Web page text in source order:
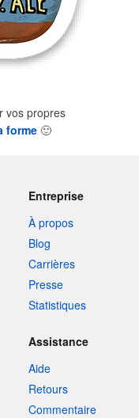
vos propres
forme 🙂
Entreprise
À propos
Blog
Carrières
Presse
Statistiques
Assistance
Aide
Retours
Commentaire